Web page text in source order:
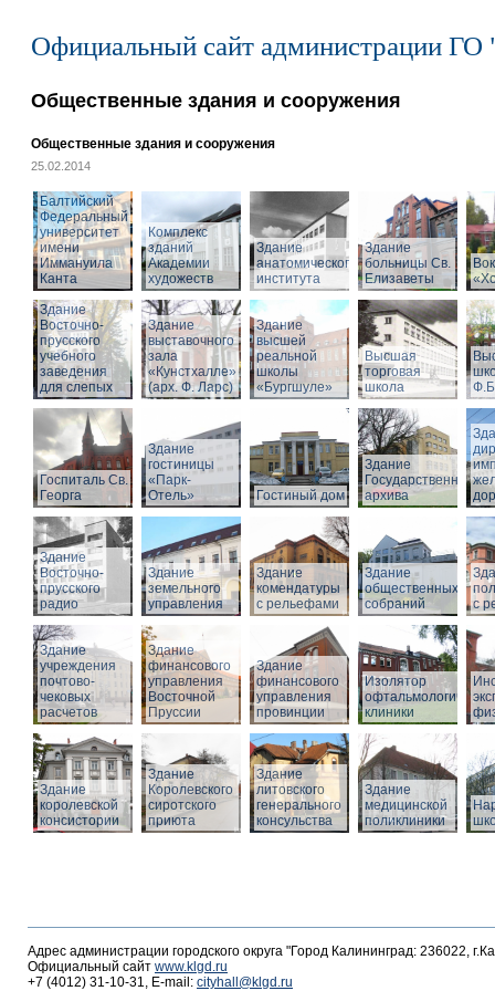
Официальный сайт администрации ГО
Общественные здания и сооружения
Общественные здания и сооружения
25.02.2014
Балтийский
Федеральный
университет
имени
Иммануила
Канта
Комплекс
зданий
Академии
художеств
Здание
анатомического
института
Здание
больницы Св.
Елизаветы
Здание
Восточно-
прусского
учебного
заведения
для слепых
Здание
выставочного
зала
«Кунстхалле»
(арх. Ф. Ларс)
Здание
высшей
реальной
школы
«Бургшуле»
Высшая
торговая
школа
Госпиталь Св.
Георга
Здание
гостиницы
«Парк-
Отель»
Гостиный дом
Здание
Государственного
архива
Здание
Восточно-
прусского
радио
Здание
земельного
управления
Здание
комендатуры
с рельефами
Здание
общественных
собраний
с
Здание
учреждения
почтово-
чековых
расчетов
Здание
финансового
управления
Восточной
Пруссии
Здание
финансового
управления
провинции
Изолятор
клиники
Здание
королевской
консистории
Здание
Королевского
сиротского
приюта
Здание
литовского
генерального
консульства
Здание
медицинской
поликлиники
Адрес администрации городского округа "Город Калининград: 236022,
Официальный сайт www.klgd.ru
+7 (4012) 31-10-31, E-mail: cityhall@klgd.ru